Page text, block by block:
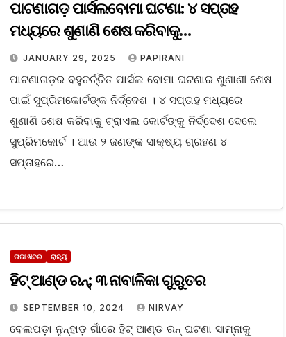
ପାଟଣାଗଡ଼ ପାର୍ସଲବୋମା ଘଟଣା: ୪ ସପ୍ତାହ
ମଧ୍ୟରେ ଶୁଣାଣି ଶେଷ କରିବାକୁ
ସୁପ୍ରିମକୋର୍ଟଙ୍କ ନିର୍ଦ୍ଦେଶ
JANUARY 29, 2025 PAPIRANI
ପାଟଣାଗଡ଼ର ବହୁଚର୍ଚ୍ଚିତ ପାର୍ସଲ ବୋମା ଘଟଣାର ଶୁଣାଣୀ ଶେଷ
ପାଇଁ ସୁପ୍ରିମକୋର୍ଟଙ୍କ ନିର୍ଦ୍ଦେଶ । ୪ ସପ୍ତାହ ମଧ୍ୟରେ
ଶୁଣାଣି ଶେଷ କରିବାକୁ ଟ୍ରାଏଲ କୋର୍ଟଙ୍କୁ ନିର୍ଦ୍ଦେଶ ଦେଲେ
ସୁପ୍ରିମକୋର୍ଟ । ଆଉ ୨ ଜଣଙ୍କ ସାକ୍ଷ୍ୟ ଗ୍ରହଣ ୪
ସପ୍ତାହରେ…
ତାଜା ଖବର ରାଜ୍ୟ
ହିଟ୍ ଆଣ୍ଡ ରନ୍; ୩ ନାବାଳିକା ଗୁରୁତର
SEPTEMBER 10, 2024 NIRVAY
ବେଲପଡ଼ା ନୁନ୍‌ହାଡ଼ ଗାଁରେ ହିଟ୍ ଆଣ୍ଡ ରନ୍ ଘଟଣା ସାମ୍ନାକୁ